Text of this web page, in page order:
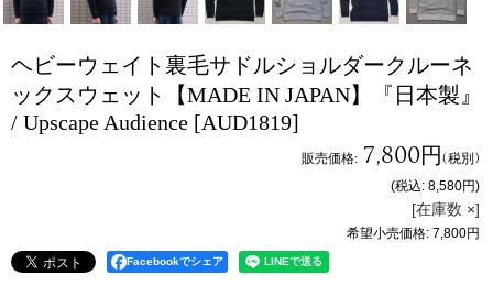
ヘビーウェイト裏毛サドルショルダークルーネ
ックスウェット【MADE IN JAPAN】『日本製』
/ Upscape Audience [AUD1819]
販売価格: 7,800円(税別)
(税込: 8,580円)
[在庫数 ×]
希望小売価格: 7,800円
Facebookでシェア